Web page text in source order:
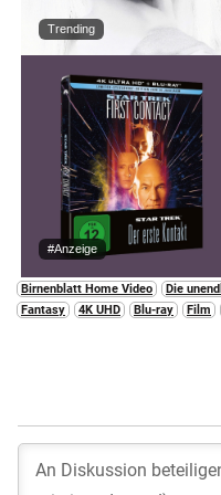
Trending
#Anzeige
Birnenblatt Home Video Die
Fantasy
4K UHD Blu-ray Film